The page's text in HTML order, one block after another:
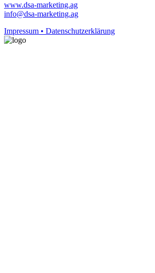
www.dsa-marketing.ag
info@dsa-marketing.ag
Impressum • Datenschutzerklärung